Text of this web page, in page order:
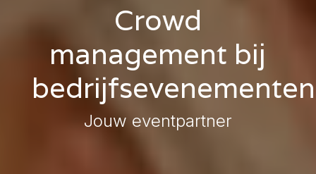
Crowd
management bij
bedrijfsevenementen
Jouw eventpartner